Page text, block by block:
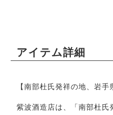
アイテム詳細
【南部杜氏発祥の地、岩手
紫波酒造店は、「南部杜氏